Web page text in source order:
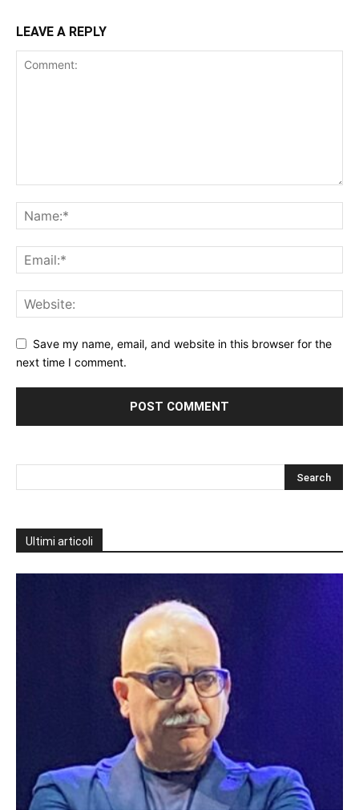
LEAVE A REPLY
Save my name, email, and website in this browser for the
next time I comment.
Ultimi articoli